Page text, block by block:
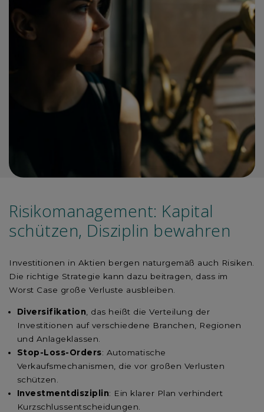
Risikomanagement: Kapital
schützen, Disziplin bewahren
Investitionen in Aktien bergen naturgemäß auch Risiken.
Die richtige Strategie kann dazu beitragen, dass im
Worst Case große Verluste ausbleiben.
Diversifikation , das heißt die Verteilung der
Investitionen auf verschiedene Branchen, Regionen
und Anlageklassen.
Stop-Loss-Orders: Automatische
Verkaufsmechanismen, die vor großen Verlusten
schützen.
Investmentdisziplin: Ein klarer Plan verhindert
Kurzschlussentscheidungen.